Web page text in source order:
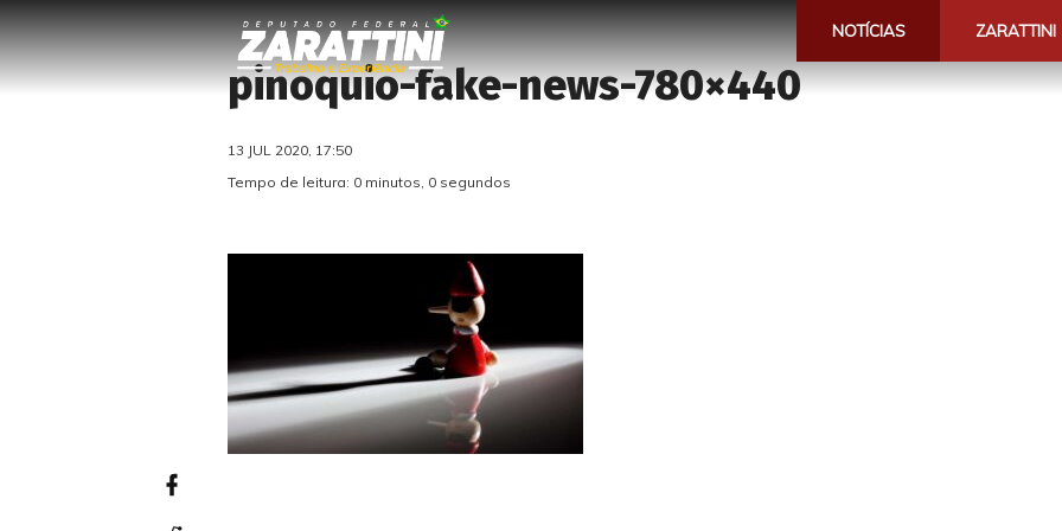
NOTÍCIAS ZARATTINI
pinoquio-fake-news-780×440
13 JUL 2020, 17:50
Tempo de leitura: 0 minutos, 0 segundos